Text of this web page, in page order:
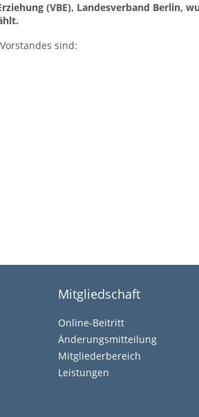
(VBE), Landesverband Berlin,
sind:
Mitgliedschaft
Online-Beitritt
Änderungsmitteilung
Mitgliederbereich
Leistungen